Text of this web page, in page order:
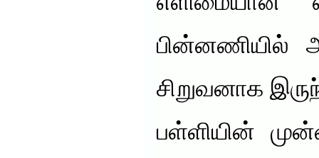
பின்னணியில்
சிறுவனாக
பள்ளியின்